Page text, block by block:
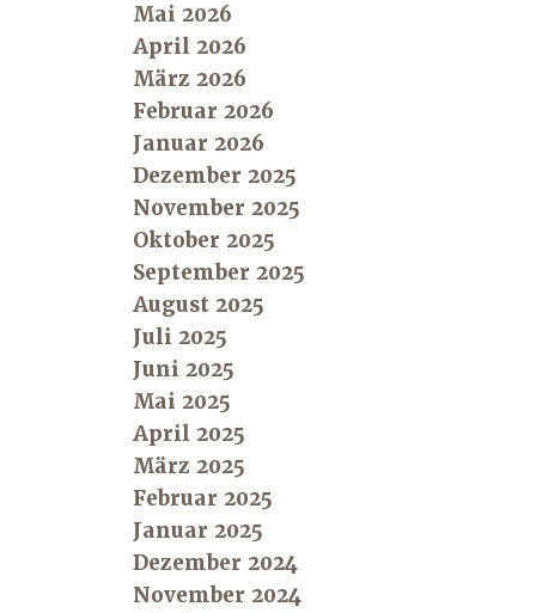
Mai 2026
April 2026
März 2026
Februar 2026
Januar 2026
Dezember 2025
November 2025
Oktober 2025
September 2025
August 2025
Juli 2025
Juni 2025
Mai 2025
April 2025
März 2025
Februar 2025
Januar 2025
Dezember 2024
November 2024